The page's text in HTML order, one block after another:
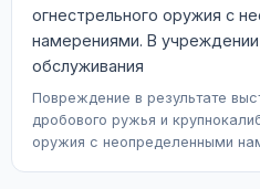
огнестрельного оружия с
намерениями. В учреждении
обслуживания
Повреждение в результате
дробового ружья и
оружия с неопределенными